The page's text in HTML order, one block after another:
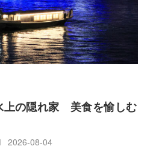
上の隠れ家 美食を愉しむ
2026-08-04